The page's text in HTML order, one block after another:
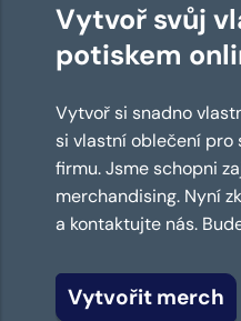
Vytvoř svůj
potiskem
Vytvoř si snadno
si vlastní oblečení pro
firmu. Jsme schopni
merchandising. Nyní
a kontaktujte nás.
Vytvořit merch